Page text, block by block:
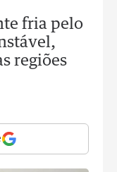
fria pelo
regiões